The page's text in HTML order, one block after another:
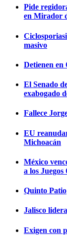
Pide
en Mirador
masivo
Detienen
El Senado
exabogado
Fallece
EU
Michoacán
México
a los Juegos
Quinto Patio
Jalisco
Exigen con